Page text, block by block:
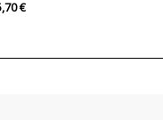
de Color
€